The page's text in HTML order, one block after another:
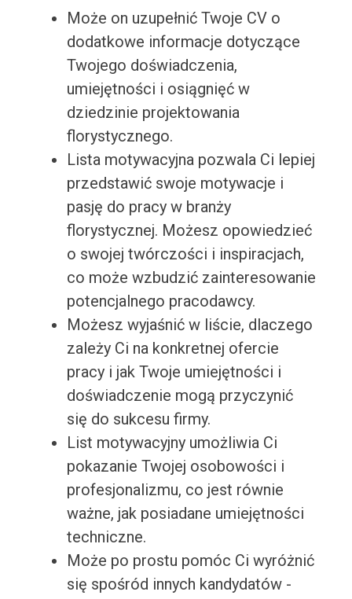
Może on uzupełnić Twoje CV o
dodatkowe informacje dotyczące
Twojego doświadczenia,
umiejętności i osiągnięć w
dziedzinie projektowania
florystycznego.
Lista motywacyjna pozwala Ci lepiej
przedstawić swoje motywacje i
pasję do pracy w branży
florystycznej. Możesz opowiedzieć
o swojej twórczości i inspiracjach,
co może wzbudzić zainteresowanie
potencjalnego pracodawcy.
Możesz wyjaśnić w liście, dlaczego
zależy Ci na konkretnej ofercie
pracy i jak Twoje umiejętności i
doświadczenie mogą przyczynić
się do sukcesu firmy.
List motywacyjny umożliwia Ci
pokazanie Twojej osobowości i
profesjonalizmu, co jest równie
ważne, jak posiadane umiejętności
techniczne.
Może po prostu pomóc Ci wyróżnić
się spośród innych kandydatów -